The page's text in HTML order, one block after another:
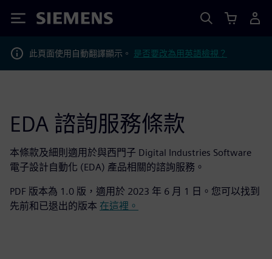
Siemens
此頁面使用自動翻譯顯示。 是否要改為用英語檢視？
EDA 諮詢服務條款
本條款及細則適用於與西門子 Digital Industries Software
電子設計自動化 (EDA) 產品相關的諮詢服務。
PDF 版本為 1.0 版，適用於 2023 年 6 月 1 日。您可以找到
先前和已退出的版本 在這裡。